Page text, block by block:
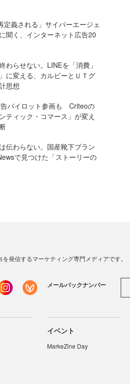
定義される」サイバーエージェ
聞く、インターネット広告20
わらせない。LINEを「消費」
に変える、カルビーとＵＴグ
思想
パイロット参画も Criteoの
ティック・コマース」が変え
伝わらない。国産靴下ブラン
で見つけた「ストーリーの
発信するマーケティング専門メディアです。
メールバックナンバー
イベント
MarkeZine Day